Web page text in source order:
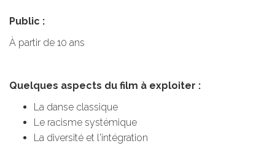
Public :
À partir de 10 ans
Quelques aspects du film à exploiter :
La danse classique
Le racisme systémique
La diversité et l'intégration